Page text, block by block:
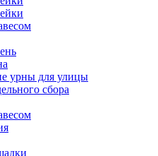
урны для улицы
сбора